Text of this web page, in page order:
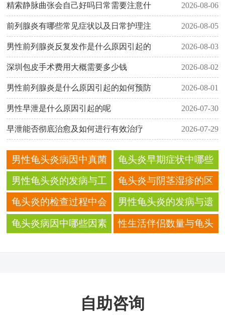
精索静脉曲张会自己好吗日常需要注意什 2026-08-06
前列腺炎有哪些常见症状以及日常护理注 2026-08-05
男性前列腺炎反复发作是什么原因引起的 2026-08-03
深圳包皮手术费用大概需要多少钱 2026-08-02
男性前列腺炎是什么原因引起的如何预防 2026-08-01
男性早泄是什么原因引起的呢 2026-07-30
早泄能否彻底治愈及如何进行有效治疗 2026-07-29
男性龟头炎病因中真菌
感染比例高吗？
龟头炎早期症状中哪些
最容易被忽视？
男性龟头炎的发病与工
作压力有何关联 压力影
响有多大
龟头炎与阴茎湿疹的区
别 概念要分清
龟头炎的检查过程中会
有哪些不适 如何缓解
男性龟头炎的发病与遗
传因素有关吗 遗传影响
龟头炎病因中哪些因素
性生活伴侣数量与龟头
自助咨询